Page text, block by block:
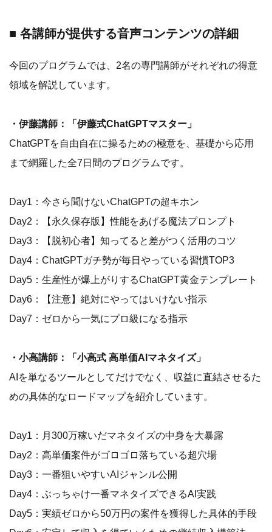
■ 各講師が提供する音声コンテンツの詳細
今回のプログラムでは、2名の専門講師がそれぞれの得意
領域を解説しています。
・伊藤講師：「伊藤式ChatGPTマスター」
ChatGPTを自由自在に操るための極意を、基礎から応用
まで網羅した全7日間のプログラムです。
Day1：今さら聞けないChatGPTの超キホン
Day2：【永久保存版】性能をあげる魔法プロンプト
Day3：【脱初心者】知ってると差がつく活用のコツ
Day4：ChatGPTガチ勢が毎日やっている習慣TOP3
Day5：生産性が爆上がりするChatGPT黄金テンプレート
Day6：【注意】絶対にやってはいけない指示
Day7：ゼロから一気にプロ級になる指示
・小高講師：「小高式 高単価AIマネタイズ」
AIを単なるツールとしてだけでなく、収益に直結させるた
めの具体的なロードマップを紹介しています。
Day1：月300万稼いだマネタイズの中身を大暴露
Day2：高単価案件がゴロゴロ落ちている超穴場
Day3：一番狙いやすいAIジャンル公開
Day4：ぶっちゃけ一番マネタイズできるAI実践
Day5：実績ゼロから50万円の案件を獲得した具体的手段